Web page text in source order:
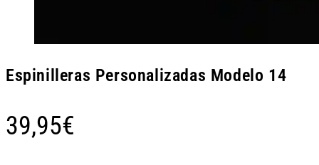
Espinilleras Personalizadas Modelo 14
39,95€